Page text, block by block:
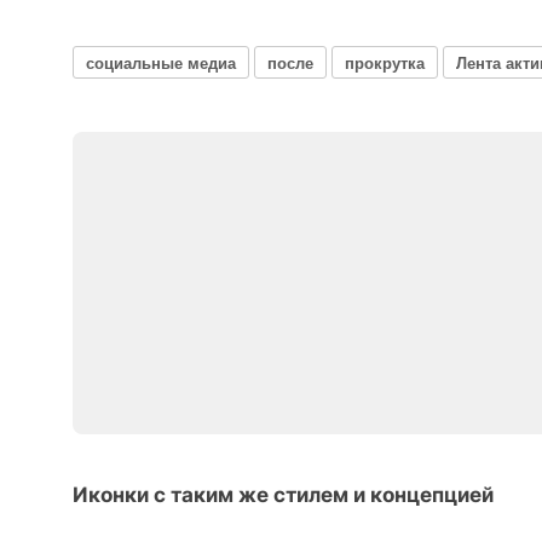
социальные медиа после прокрутка Лента
Иконки с таким же стилем и концепцией